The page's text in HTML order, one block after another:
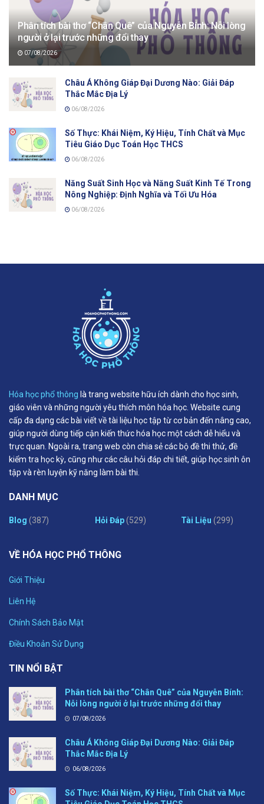
Phân tích bài thơ “Chân Quê” của Nguyễn Bính: Nỗi lòng
người ở lại trước những đổi thay
07/08/2026
Châu Á Không Giáp Đại Dương Nào: Giải Đáp
Thắc Mắc Địa Lý
06/08/2026
Số Thực: Khái Niệm, Ký Hiệu, Tính Chất và Mục
Tiêu Giáo Dục Toán Học THCS
06/08/2026
Năng Suất Sinh Học và Năng Suất Kinh Tế Trong
Nông Nghiệp: Định Nghĩa và Tối Ưu Hóa
06/08/2026
Hóa học phổ thông là trang website hữu ích dành cho học sinh,
giáo viên và những người yêu thích môn hóa học. Website cung
cấp đa dạng các bài viết về tài liệu học tập từ cơ bản đến nâng cao,
giúp người dùng tiếp cận kiến thức hóa học một cách dễ hiểu và
trực quan. Ngoài ra, trang web còn chia sẻ các bộ đề thi thử, đề
kiểm tra học kỳ, cũng như các câu hỏi đáp chi tiết, giúp học sinh ôn
tập và rèn luyện kỹ năng làm bài thi.
DANH MỤC
Blog (387) Hỏi Đáp(529) Tài Liệu (299)
VỀ HÓA HỌC PHỔ THÔNG
Giới Thiệu
Liên Hệ
Chính Sách Bảo Mật
Điều Khoản Sử Dụng
TIN NỔI BẬT
Phân tích bài thơ “Chân Quê” của Nguyễn Bính:
Nỗi lòng người ở lại trước những đổi thay
07/08/2026
Châu Á Không Giáp Đại Dương Nào: Giải Đáp
Thắc Mắc Địa Lý
06/08/2026
Số Thực: Khái Niệm, Ký Hiệu, Tính Chất và Mục